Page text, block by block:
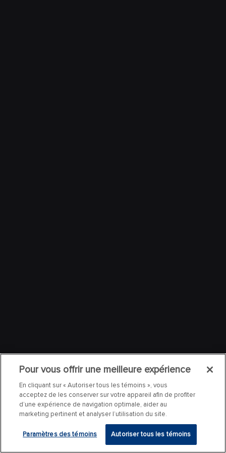
Pour vous offrir une meilleure expérience
En cliquant sur « Autoriser tous les témoins », vous
acceptez de les conserver sur votre appareil afin de profiter
d’une expérience de navigation optimale, aider au
marketing pertinent et analyser l’utilisation du site.
Paramètres des témoins Autoriser tous les témoins